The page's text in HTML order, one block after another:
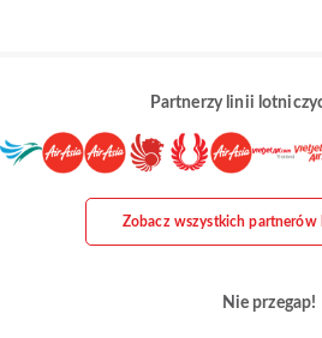
Partnerzy linii
Zobacz wszystkich
Nie przegap!